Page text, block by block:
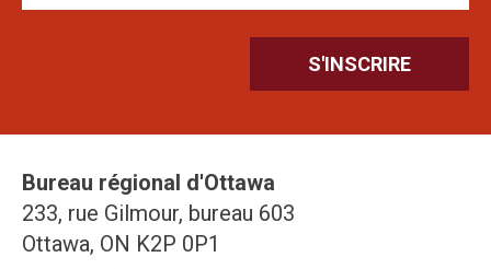
Bureau régional d'Ottawa
233, rue Gilmour, bureau 603
Ottawa, ON K2P 0P1